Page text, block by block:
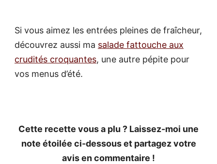
Si vous aimez les entrées pleines de fraîcheur,
découvrez aussi ma salade fattouche aux
crudités croquantes, une autre pépite pour
vos menus d’été.
Cette recette vous a plu ? Laissez-moi une
note étoilée ci-dessous et partagez votre
avis en commentaire !